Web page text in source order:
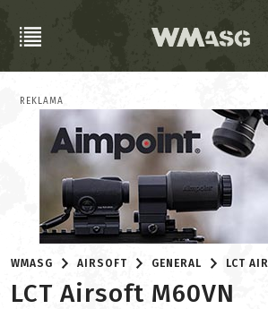
REKLAMA
WMASG AIRSOFT GENERAL LCT
LCT Airsoft M60VN